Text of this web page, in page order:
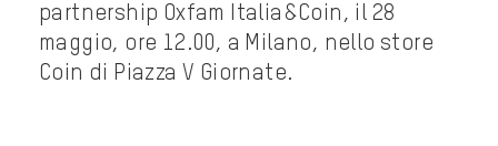
partnership Oxfam Italia&Coin, il 28
maggio, ore 12.00, a Milano, nello store
Coin di Piazza V Giornate.